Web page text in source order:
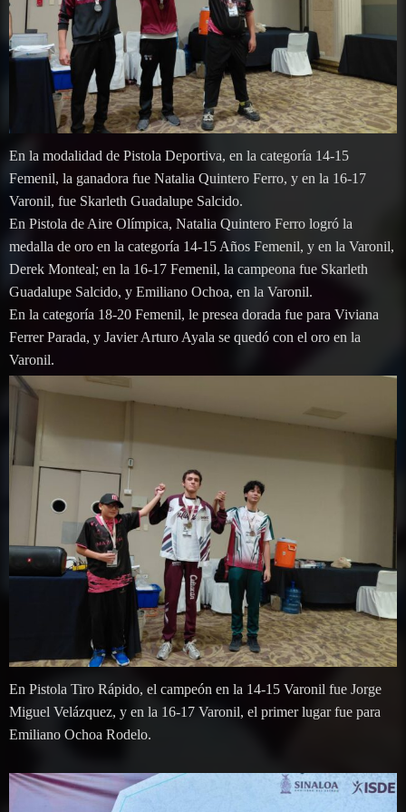
En la modalidad de Pistola Deportiva, en la categoría 14-15
Femenil, la ganadora fue Natalia Quintero Ferro, y en la 16-17
Varonil, fue Skarleth Guadalupe Salcido.
En Pistola de Aire Olímpica, Natalia Quintero Ferro logró la
medalla de oro en la categoría 14-15 Años Femenil, y en la Varonil,
Derek Monteal; en la 16-17 Femenil, la campeona fue Skarleth
Guadalupe Salcido, y Emiliano Ochoa, en la Varonil.
En la categoría 18-20 Femenil, le presea dorada fue para Viviana
Ferrer Parada, y Javier Arturo Ayala se quedó con el oro en la
Varonil.
En Pistola Tiro Rápido, el campeón en la 14-15 Varonil fue Jorge
Miguel Velázquez, y en la 16-17 Varonil, el primer lugar fue para
Emiliano Ochoa Rodelo.